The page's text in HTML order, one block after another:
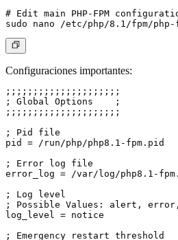
# Edit main PHP-FPM
Configuraciones importantes:
;;;;;;;;;;;;;;;;;;;;;
; Global Options    ;
;;;;;;;;;;;;;;;;;;;;;
; Pid file
pid = /run/php/php8.1-fpm.pid
; Error log file
error_log = /var/log/php8.1-
; Log level
; Possible Values: alert,
log_level = notice
; Emergency restart threshold